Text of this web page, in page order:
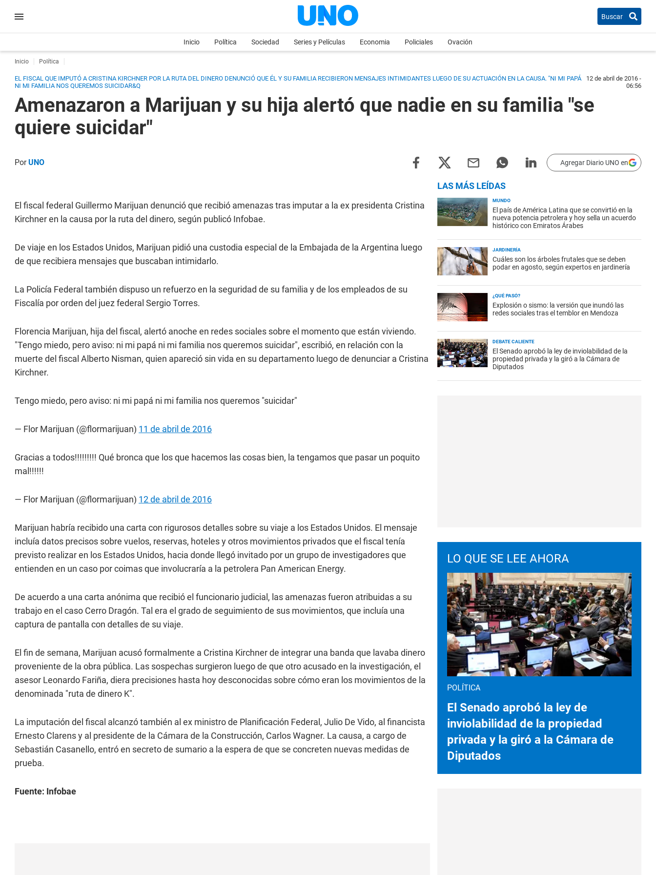
Buscar
Inicio Política Sociedad Series y Películas Economia Policiales Ovación
Inicio Política
EL FISCAL QUE IMPUTÓ A CRISTINA KIRCHNER POR LA RUTA DEL DINERO DENUNCIÓ QUE ÉL Y SU FAMILIA RECIBIERON MENSAJES INTIMIDANTES LUEGO DE SU ACTUACIÓN EN LA CAUSA. "NI MI PAPÁ
NI MI FAMILIA NOS QUEREMOS SUICIDAR&Q
12 de abril de 2016 -
06:56
Amenazaron a Marijuan y su hija alertó que nadie en su familia "se
quiere suicidar"
PorUNO Agregar Diario UNO en
El fiscal federal Guillermo Marijuan denunció que recibió amenazas tras imputar a la ex presidenta Cristina
Kirchner en la causa por la ruta del dinero, según publicó Infobae.
De viaje en los Estados Unidos, Marijuan pidió una custodia especial de la Embajada de la Argentina luego
de que recibiera mensajes que buscaban intimidarlo.
La Policía Federal también dispuso un refuerzo en la seguridad de su familia y de los empleados de su
Fiscalía por orden del juez federal Sergio Torres.
Florencia Marijuan, hija del fiscal, alertó anoche en redes sociales sobre el momento que están viviendo.
"Tengo miedo, pero aviso: ni mi papá ni mi familia nos queremos suicidar", escribió, en relación con la
muerte del fiscal Alberto Nisman, quien apareció sin vida en su departamento luego de denunciar a Cristina
Kirchner.
Tengo miedo, pero aviso: ni mi papá ni mi familia nos queremos "suicidar"
— Flor Marijuan (@flormarijuan) 11 de abril de 2016
Gracias a todos!!!!!!!!! Qué bronca que los que hacemos las cosas bien, la tengamos que pasar un poquito
mal!!!!!!
— Flor Marijuan (@flormarijuan) 12 de abril de 2016
Marijuan habría recibido una carta con rigurosos detalles sobre su viaje a los Estados Unidos. El mensaje
incluía datos precisos sobre vuelos, reservas, hoteles y otros movimientos privados que el fiscal tenía
previsto realizar en los Estados Unidos, hacia donde llegó invitado por un grupo de investigadores que
entienden en un caso por coimas que involucraría a la petrolera Pan American Energy.
De acuerdo a una carta anónima que recibió el funcionario judicial, las amenazas fueron atribuidas a su
trabajo en el caso Cerro Dragón. Tal era el grado de seguimiento de sus movimientos, que incluía una
captura de pantalla con detalles de su viaje.
El fin de semana, Marijuan acusó formalmente a Cristina Kirchner de integrar una banda que lavaba dinero
proveniente de la obra pública. Las sospechas surgieron luego de que otro acusado en la investigación, el
asesor Leonardo Fariña, diera precisiones hasta hoy desconocidas sobre cómo eran los movimientos de la
denominada "ruta de dinero K".
La imputación del fiscal alcanzó también al ex ministro de Planificación Federal, Julio De Vido, al financista
Ernesto Clarens y al presidente de la Cámara de la Construcción, Carlos Wagner. La causa, a cargo de
Sebastián Casanello, entró en secreto de sumario a la espera de que se concreten nuevas medidas de
prueba.
Fuente: Infobae
LAS MÁS LEÍDAS
MUNDO
El país de América Latina que se convirtió en la
nueva potencia petrolera y hoy sella un acuerdo
histórico con Emiratos Árabes
JARDINERÍA
Cuáles son los árboles frutales que se deben
podar en agosto, según expertos en jardinería
¿QUÉ PASÓ?
Explosión o sismo: la versión que inundó las
redes sociales tras el temblor en Mendoza
DEBATE CALIENTE
El Senado aprobó la ley de inviolabilidad de la
propiedad privada y la giró a la Cámara de
Diputados
LO QUE SE LEE AHORA
POLÍTICA
El Senado aprobó la ley de
inviolabilidad de la propiedad
privada y la giró a la Cámara de
Diputados